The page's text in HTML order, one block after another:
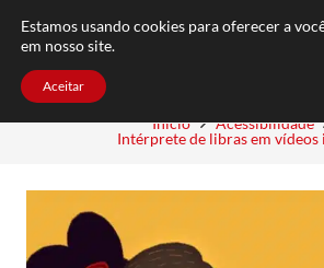
FAQ TRABALHE
Início
Acessibilidade
Intérprete de libras em
Estamos usando cookies para oferecer a
em nosso site.
Aceitar